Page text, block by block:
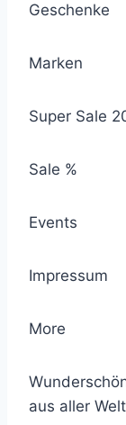
Geschenke
Marken
Super Sale
Sale %
Events
Impressum
More
aus aller